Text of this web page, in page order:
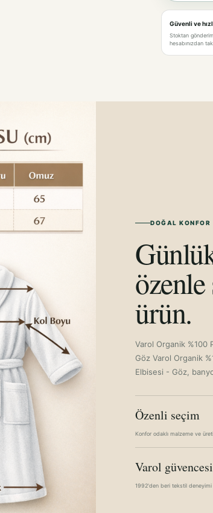
Güvenli ve
Stoktan
hesabınızdan
DOĞAL KONFOR
ürün.
Varol Organik %100
Göz Varol Organik
Elbisesi - Göz,
Özenli seçim
Konfor odaklı malzeme ve
Varol güvencesi
1992'den beri tekstil deneyimi